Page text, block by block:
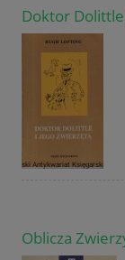
Doktor
Oblicza